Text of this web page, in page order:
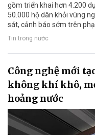
gồm triển khai hơn 4.200
50.000 hộ dân khỏi vùng
sát, cảnh báo sớm trên
Tin trong nước
Công nghệ mới
không khí khô,
hoảng nước